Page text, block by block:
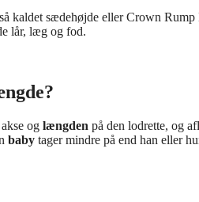
kaldet sædehøjde eller Crown
lår, læg og fod.
og længden på den lodrette, og
baby tager mindre på end han eller